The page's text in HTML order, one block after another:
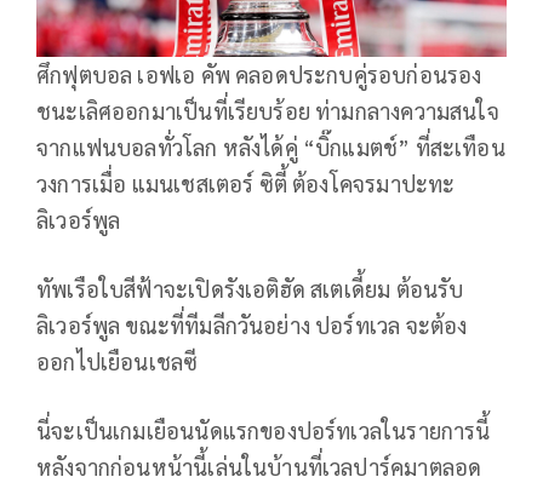
ศึกฟุตบอล เอฟเอ คัพ คลอดประกบคู่รอบก่อนรอง
ชนะเลิศออกมาเป็นที่เรียบร้อย ท่ามกลางความสนใจ
จากแฟนบอลทั่วโลก หลังได้คู่ “บิ๊กแมตช์” ที่สะเทือน
วงการเมื่อ แมนเชสเตอร์ ซิตี้ ต้องโคจรมาปะทะ
ลิเวอร์พูล
ทัพเรือใบสีฟ้าจะเปิดรังเอติฮัด สเตเดี้ยม ต้อนรับ
ลิเวอร์พูล ขณะที่ทีมลีกวันอย่าง ปอร์ทเวล จะต้อง
ออกไปเยือนเชลซี
นี่จะเป็นเกมเยือนนัดแรกของปอร์ทเวลในรายการนี้
หลังจากก่อนหน้านี้เล่นในบ้านที่เวลปาร์คมาตลอด